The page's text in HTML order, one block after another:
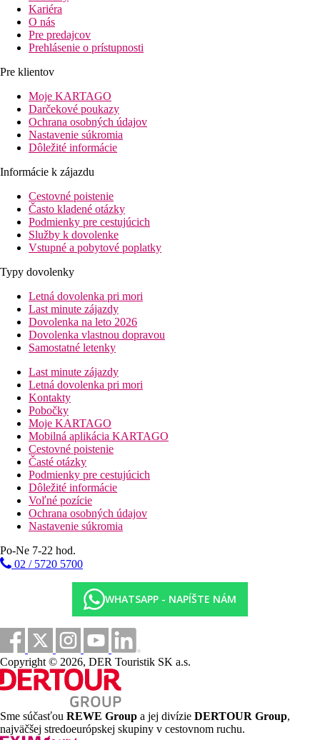
Kariéra
O nás
Pre predajcov
Prehlásenie o prístupnosti
Pre klientov
Moje KARTAGO
Darčekové poukazy
Ochrana osobných údajov
Nastavenie súkromia
Dôležité informácie
Informácie k zájazdu
Cestovné poistenie
Často kladené otázky
Podmienky pre cestujúcich
Služby k dovolenke
Vstupné a pobytové poplatky
Typy dovolenky
Letná dovolenka pri mori
Last minute zájazdy
Dovolenka na leto 2026
Dovolenka vlastnou dopravou
Samostatné letenky
Last minute zájazdy
Letná dovolenka pri mori
Kontakty
Pobočky
Moje KARTAGO
Mobilná aplikácia KARTAGO
Cestovné poistenie
Časté otázky
Podmienky pre cestujúcich
Dôležité informácie
Voľné pozície
Ochrana osobných údajov
Nastavenie súkromia
Po-Ne 7-22 hod.
02 / 5720 5700
WHATSAPP - NAPÍŠTE NÁM
Copyright © 2026, DER Touristik SK a.s.
Sme súčasťou REWE Group a jej divízie DERTOUR Group,
najväčšej stredoeurópskej skupiny v cestovnom ruchu.